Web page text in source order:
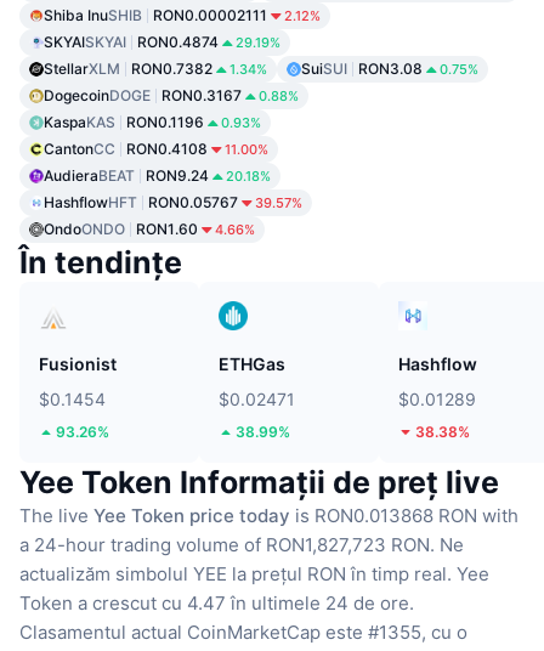
Shiba InuSHIB RON0.00002111 2.12%
SKYAISKYAI RON0.4874 29.19%
StellarXLM RON0.7382 1.34% SuiSUI RON3.08 0.75%
DogecoinDOGE RON0.3167 0.88%
KaspaKAS RON0.1196 0.93%
CantonCC RON0.4108 11.00%
AudieraBEAT RON9.24 20.18%
HashflowHFT RON0.05767 39.57%
OndoONDO RON1.60 4.66%
În tendințe
Fusionist
$0.1454
93.26%
ETHGas
$0.02471
38.99%
Hashflow
$0.01289
38.38%
Yee Token Informații de preț live
The live Yee Token price today is RON0.013868 RON with
a 24-hour trading volume of RON1,827,723 RON. Ne
actualizăm simbolul YEE la prețul RON în timp real. Yee
Token a crescut cu 4.47 în ultimele 24 de ore.
Clasamentul actual CoinMarketCap este #1355, cu o